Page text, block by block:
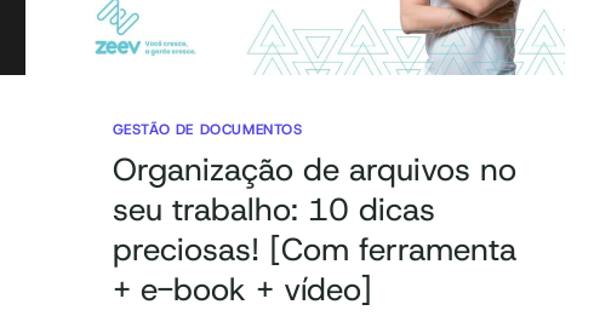
GESTÃO DE DOCUMENTOS
Organização de arquivos no
seu trabalho: 10 dicas
preciosas! [Com ferramenta
+ e-book + vídeo]